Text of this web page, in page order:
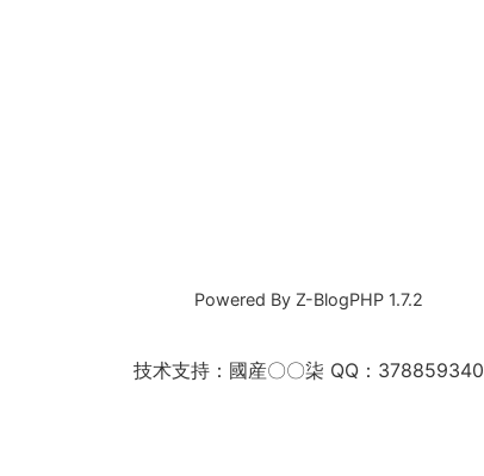
Powered By Z-BlogPHP 1.7.2
技术支持：國産〇〇柒 QQ：378859340